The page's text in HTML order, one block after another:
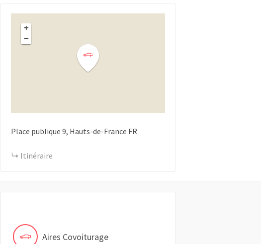
+
−
Place publique 9 Hauts-de-France FR
Itinéraire
Aires Covoiturage